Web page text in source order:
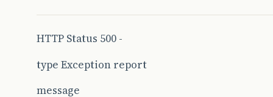
HTTP Status 500 -
type Exception report
message